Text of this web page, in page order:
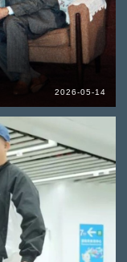
2026-05-14